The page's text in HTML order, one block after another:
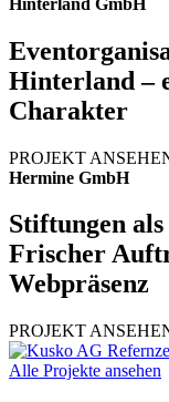
Hinterland –
Charakter
PROJEKT
Hermine GmbH
Stiftungen
Frischer
Webpräsenz
PROJEKT
Alle Projekte ansehen